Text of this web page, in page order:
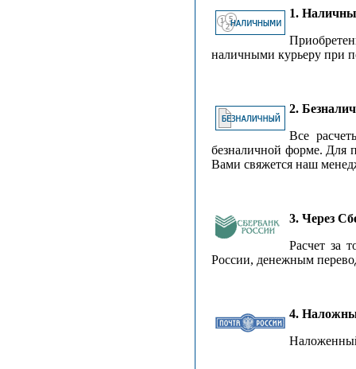
1.
наличными курьеру при
2.
Все
безналичной форме. Для
Вами свяжется наш
3. Через
Расчет за
России, денежным
4.